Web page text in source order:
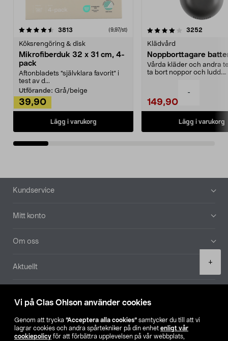
Vi på Clas Ohlson använder cookies
Genom att trycka ”Acceptera alla cookies” samtycker du till att vi
lagrar cookies och andra spårtekniker på din enhet enligt vår
cookiepolicy för att förbättra upplevelsen på vår webbplats,
-
+
3813 (9,97/st)
Köksrengöring & disk
Mikrofiberduk 32 x 31 cm, 4-
pack
Aftonbladets "självklara favorit” i
test av d...
Utförande: Grå/beige
39,90
Lägg i varukorg
4.0av 5 stjärnor 3252
Klädvård
Noppborttagare
Vårda kläder och andra
ta bort noppor och ludd.
149,90
Lägg i varukorg
4.5av 5 stjärnor
Sidfot
Kundservice
Mitt konto
Om oss
Aktuellt
Hitta butik